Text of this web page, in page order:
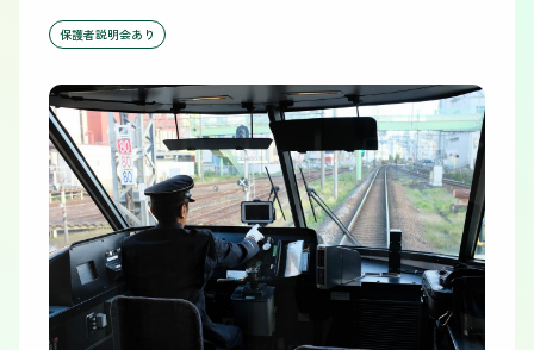
保護者説明会あり